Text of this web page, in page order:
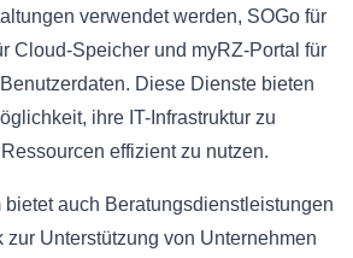
verwendet werden, SOGo für
Cloud-Speicher und myRZ-Portal für
Diese Dienste bieten
ihre IT-Infrastruktur zu
effizient zu nutzen.
bietet auch Beratungsdienstleistungen
zur Unterstützung von Unternehmen